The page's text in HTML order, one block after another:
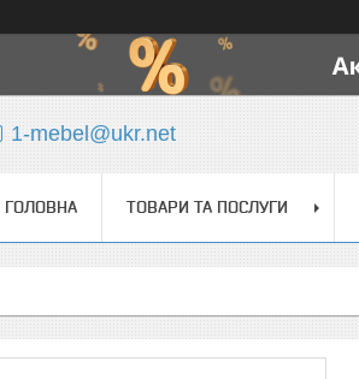
1-mebel@ukr.net
ГОЛОВНА ТОВАРИ ТА ПОСЛУГИ